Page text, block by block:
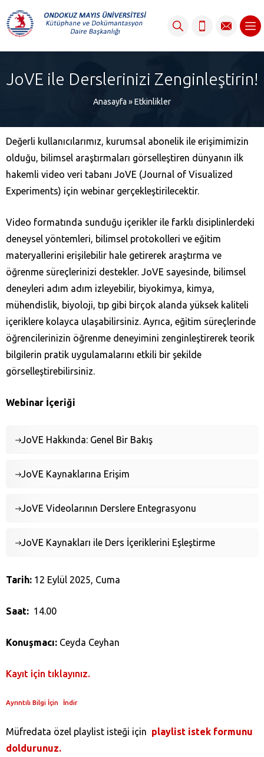
JoVE ile Derslerinizi Zenginleştirin!
Anasayfa »Etkinlikler
Değerli kullanıcılarımız, kurumsal abonelik ile erişimimizin
olduğu, bilimsel araştırmaları görselleştiren dünyanın ilk
hakemli video veri tabanı JoVE (Journal of Visualized
Experiments) için webinar gerçekleştirilecektir.
Video formatında sunduğu içerikler ile farklı disiplinlerdeki
deneysel yöntemleri, bilimsel protokolleri ve eğitim
materyallerini erişilebilir hale getirerek araştırma ve
öğrenme süreçlerinizi destekler. JoVE sayesinde, bilimsel
deneyleri adım adım izleyebilir, biyokimya, kimya,
mühendislik, biyoloji, tıp gibi birçok alanda yüksek kaliteli
içeriklere kolayca ulaşabilirsiniz. Ayrıca, eğitim süreçlerinde
öğrencilerinizin öğrenme deneyimini zenginleştirerek teorik
bilgilerin pratik uygulamalarını etkili bir şekilde
görselleştirebilirsiniz.
Webinar İçeriği
JoVE Hakkında: Genel Bir Bakış
JoVE Kaynaklarına Erişim
JoVE Videolarının Derslere Entegrasyonu
JoVE Kaynakları ile Ders İçeriklerini Eşleştirme
Tarih: 12 Eylül 2025, Cuma
Saat: 14.00
Konuşmacı: Ceyda Ceyhan
Kayıt için tıklayınız.
Ayrıntılı Bilgi İçin İndir
Müfredata özel playlist isteği için playlist istek formunu
doldurunuz.